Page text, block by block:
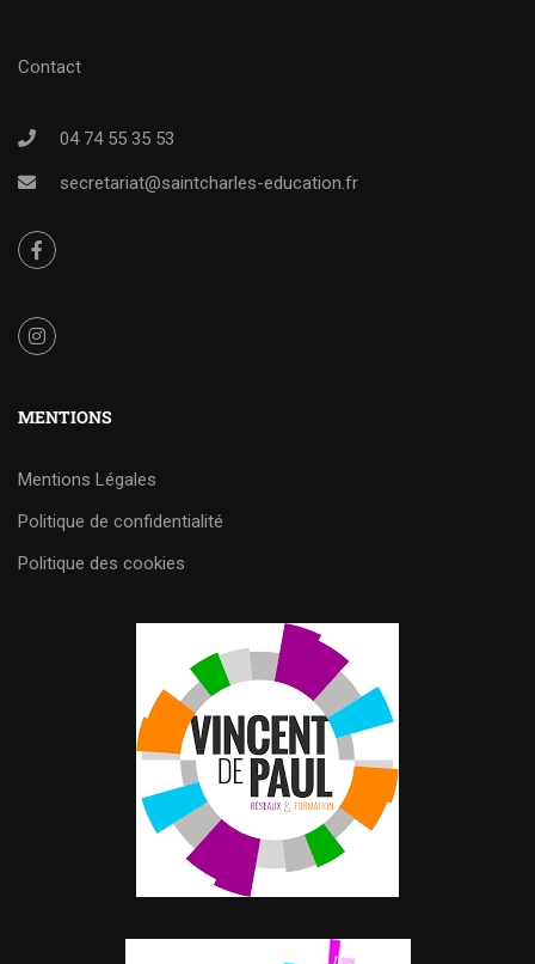
Contact
04 74 55 35 53
secretariat@saintcharles-education.fr
MENTIONS
Mentions Légales
Politique de confidentialité
Politique des cookies